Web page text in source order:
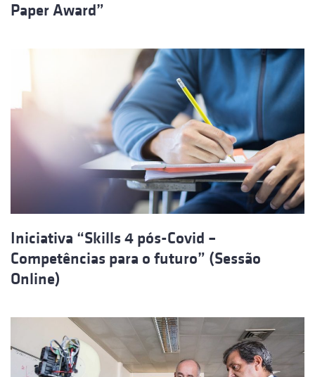
Paper Award”
Iniciativa “Skills 4 pós-Covid –
Competências para o futuro” (Sessão
Online)